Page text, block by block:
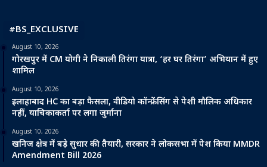
#BS_EXCLUSIVE
August 10, 2026
गोरखपुर में CM योगी ने निकाली तिरंगा यात्रा, ‘हर घर तिरंगा’ अभियान में हुए
शामिल
August 10, 2026
इलाहाबाद HC का बड़ा फैसला, वीडियो कॉन्फ्रेंसिंग से पेशी मौलिक अधिकार
नहीं, याचिकाकर्ता पर लगा जुर्माना
August 10, 2026
खनिज क्षेत्र में बड़े सुधार की तैयारी, सरकार ने लोकसभा में पेश किया MMDR
Amendment Bill 2026